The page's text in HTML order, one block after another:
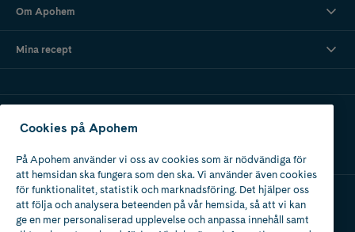
Om Apohem
Mina recept
Apotek med tillstånd
av Läkemedelsverket
Cookies på Apohem
På Apohem använder vi oss av cookies som är nödvändiga för
att hemsidan ska fungera som den ska. Vi använder även cookies
för funktionalitet, statistik och marknadsföring. Det hjälper oss
att följa och analysera beteenden på vår hemsida, så att vi kan
ge en mer personaliserad upplevelse och anpassa innehåll samt